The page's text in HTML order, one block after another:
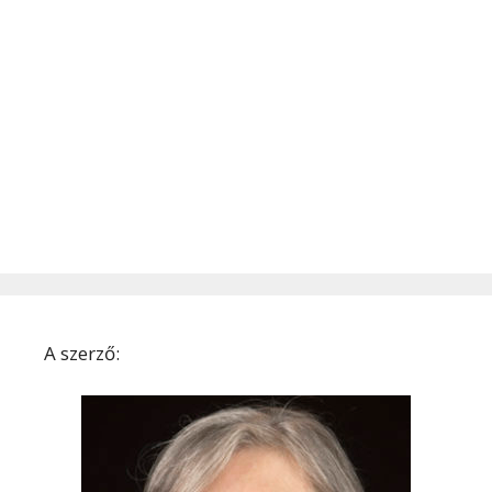
A szerző: